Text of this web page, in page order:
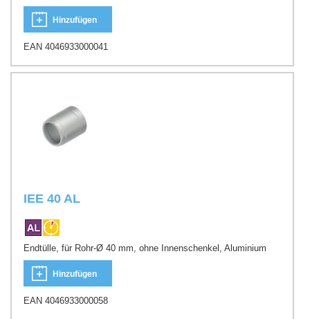
Hinzufügen
EAN 4046933000041
IEE 40 AL
Endtülle, für Rohr-Ø 40 mm, ohne Innenschenkel, Aluminium
Hinzufügen
EAN 4046933000058